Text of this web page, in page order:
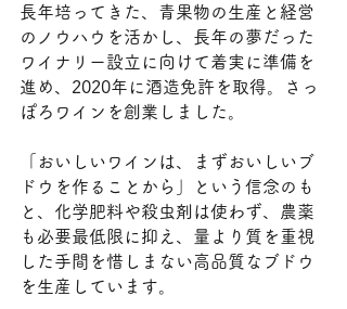
長年培ってきた、青果物の生産と経営
のノウハウを活かし、長年の夢だった
ワイナリー設立に向けて着実に準備を
進め、2020年に酒造免許を取得。さっ
ぽろワインを創業しました。
「おいしいワインは、まずおいしいブ
ドウを作ることから」という信念のも
と、化学肥料や殺虫剤は使わず、農薬
も必要最低限に抑え、量より質を重視
した手間を惜しまない高品質なブドウ
を生産しています。